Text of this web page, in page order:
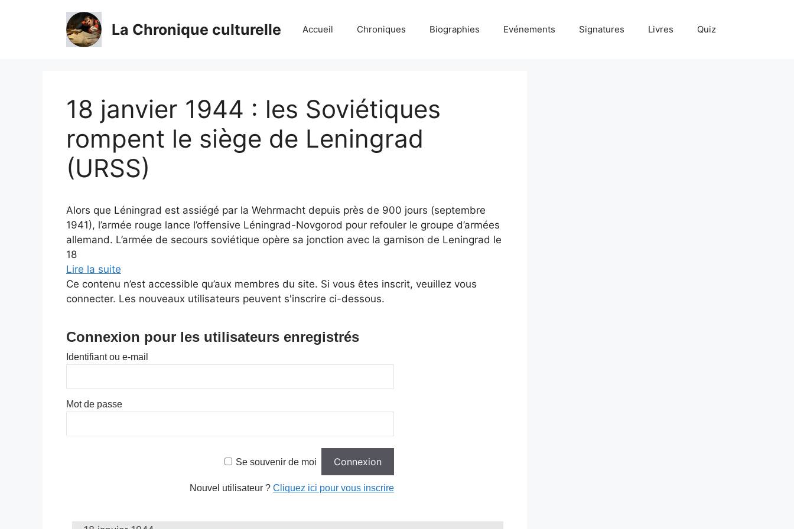
La Chronique culturelle Accueil Chroniques Biographies Evénements Signatures Livres Quiz
18 janvier 1944 : les Soviétiques
rompent le siège de Leningrad
(URSS)
Alors que Léningrad est assiégé par la Wehrmacht depuis près de 900 jours (septembre
1941), l’armée rouge lance l’offensive Léningrad-Novgorod pour refouler le groupe d’armées
allemand. L’armée de secours soviétique opère sa jonction avec la garnison de Leningrad le
18
Lire la suite
Ce contenu n’est accessible qu’aux membres du site. Si vous êtes inscrit, veuillez vous
connecter. Les nouveaux utilisateurs peuvent s'inscrire ci-dessous.
Connexion pour les utilisateurs enregistrés
Identifiant ou e-mail
Mot de passe
Se souvenir de moi
Nouvel utilisateur ? Cliquez ici pour vous inscrire